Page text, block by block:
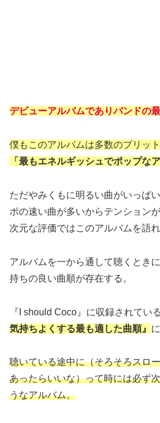
デビューアルバムでありバンドの
僕もこのアルバムは多数のブリッ
「最もエネルギッシュでポップなア
ただやみくもに明るい曲がいっぱ
ポの速い曲が多いからテンション
次元な評価ではこのアルバムを語れ
アルバムを一から通して聴くとき
持ちの良い曲順が存在する。
『I should Coco』に収録されてい
気持ちよくする最も適した曲順』
聴いている途中に（そろそろスロ
あったらいいな）って時には必ず
うなアルバム。